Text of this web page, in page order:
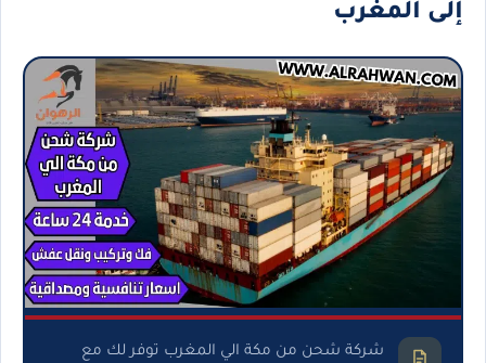
إلى المغرب
شركة شحن من مكة الي المغرب توفر لك مع